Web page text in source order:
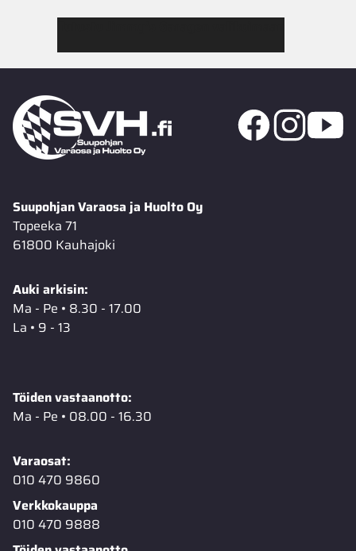
Suupohjan Varaosa ja Huolto Oy
Topeeka 71
61800 Kauhajoki
Auki arkisin:
Ma - Pe • 8.30 - 17.00
La • 9 - 13
Töiden vastaanotto:
Ma - Pe • 08.00 - 16.30
Varaosat:
010 470 9860
Verkkokauppa
010 470 9888